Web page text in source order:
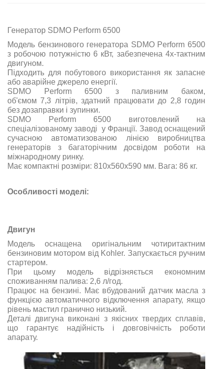
Генератор SDMO Perform 6500
Модель бензинового генератора SDMO Perform 6500
з робочою потужністю 6 кВт, забезпечена 4х-тактним
двигуном.
Підходить для побутового використання як запасне
або аварійне джерело енергії.
SDMO Perform 6500 з
паливним баком,
об'ємом 7,3 літрів, здатний працювати до 2,8 годин
без дозаправки і зупинки.
SDMO Perform 6500 виготовлений на
спеціалізованому заводі у Франції. Завод оснащений
сучасною автоматизованою лінією виробництва
генераторів з багаторічним досвідом роботи на
міжнародному ринку.
Має компактні розміри: 810х560х590 мм. Вага: 86 кг.
Особливості моделі:
Двигун
Модель оснащена оригінальним чотиритактним
бензиновим мотором від Kohler. Запускається ручним
стартером.
При цьому модель відрізняється економним
споживанням палива: 2,6 л/год.
Працює на бензині. Має вбудований датчик масла з
функцією автоматичного відключення апарату, якщо
рівень мастил гранично низький.
Деталі двигуна виконані з якісних твердих сплавів,
що гарантує надійність і довговічність роботи
апарату.